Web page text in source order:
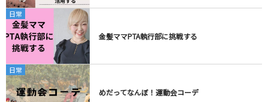
日常
金髪ママPTA執行部に挑戦する
日常
めだってなんぼ！運動会コーデ